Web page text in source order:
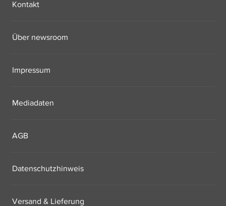
Kontakt
Über newsroom
Impressum
Mediadaten
AGB
Datenschutzhinweis
Versand & Lieferung